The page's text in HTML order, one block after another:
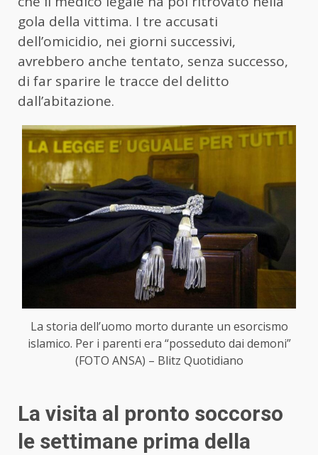
gola della vittima. I tre accusati
dell’omicidio, nei giorni successivi,
avrebbero anche tentato, senza successo,
di far sparire le tracce del delitto
dall’abitazione.
La storia dell’uomo morto durante un esorcismo
islamico. Per i parenti era “posseduto dai demoni”
(FOTO ANSA) – Blitz Quotidiano
La visita al pronto soccorso
le settimane prima della